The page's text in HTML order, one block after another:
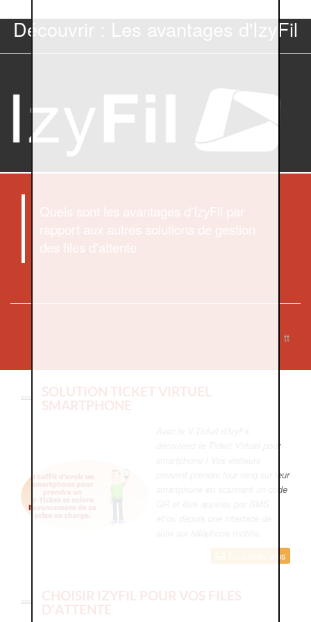
Découvrir : Les avantages d'IzyFil
Quels sont les avantages d'IzyFil par
rapport aux autres solutions de gestion
des files d'attente
tt
SOLUTION TICKET VIRTUEL
SMARTPHONE
découvrez le Ticket Virtuel pour
peuvent prendre leur rang sur leur
smartphone en scannant un code
En savoir plus
CHOISIR IZYFIL POUR VOS FILES
D'ATTENTE